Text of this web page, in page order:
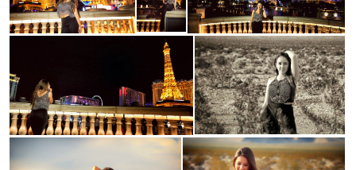
Guardar Guardar
Guardar Guardar